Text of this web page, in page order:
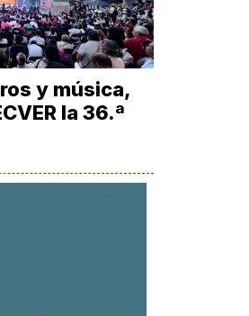
y música,
la 36.ª